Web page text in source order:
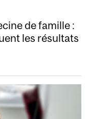
de famille :
les résultats